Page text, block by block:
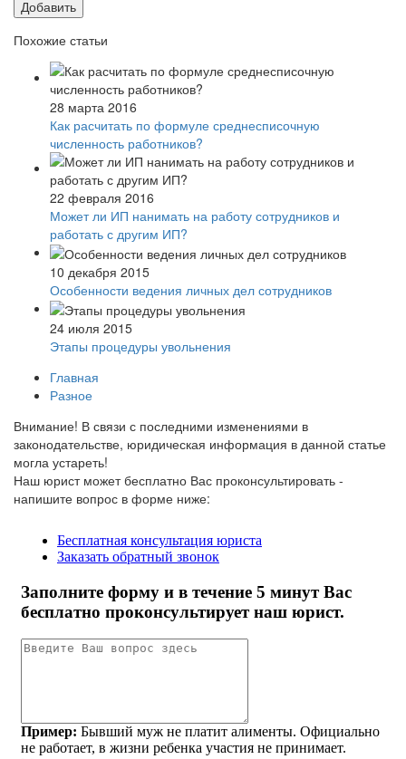
Добавить
Похожие статьи
28 марта 2016
Как расчитать по формуле среднесписочную
численность работников?
22 февраля 2016
Может ли ИП нанимать на работу сотрудников и
работать с другим ИП?
10 декабря 2015
Особенности ведения личных дел сотрудников
24 июля 2015
Этапы процедуры увольнения
Главная
Разное
Внимание! В связи с последними изменениями в
законодательстве, юридическая информация в данной статье
могла устареть!
Наш юрист может бесплатно Вас проконсультировать -
напишите вопрос в форме ниже: